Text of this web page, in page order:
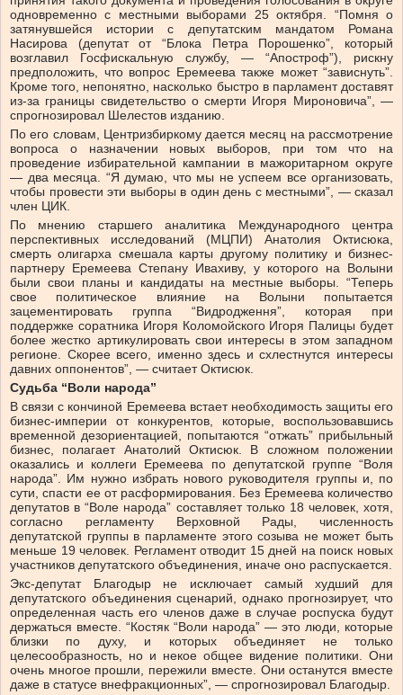
одновременно с местными выборами 25 октября. “Помня о
затянувшейся истории с депутатским мандатом Романа
Насирова (депутат от “Блока Петра Порошенко”, который
возглавил Госфискальную службу, — “Апостроф”), рискну
предположить, что вопрос Еремеева также может “зависнуть”.
Кроме того, непонятно, насколько быстро в парламент доставят
из-за границы свидетельство о смерти Игоря Мироновича”, —
спрогнозировал Шелестов изданию.
По его словам, Центризбиркому дается месяц на рассмотрение
вопроса о назначении новых выборов, при том что на
проведение избирательной кампании в мажоритарном округе
— два месяца. “Я думаю, что мы не успеем все организовать,
чтобы провести эти выборы в один день с местными”, — сказал
член ЦИК.
По мнению старшего аналитика Международного центра
перспективных исследований (МЦПИ) Анатолия Октисюка,
смерть олигарха смешала карты другому политику и бизнес-
партнеру Еремеева Степану Ивахиву, у которого на Волыни
были свои планы и кандидаты на местные выборы. “Теперь
свое политическое влияние на Волыни попытается
зацементировать группа “Видродження”, которая при
поддержке соратника Игоря Коломойского Игоря Палицы будет
более жестко артикулировать свои интересы в этом западном
регионе. Скорее всего, именно здесь и схлестнутся интересы
давних оппонентов”, — считает Октисюк.
Судьба “Воли народа”
В связи с кончиной Еремеева встает необходимость защиты его
бизнес-империи от конкурентов, которые, воспользовавшись
временной дезориентацией, попытаются “отжать” прибыльный
бизнес, полагает Анатолий Октисюк. В сложном положении
оказались и коллеги Еремеева по депутатской группе “Воля
народа”. Им нужно избрать нового руководителя группы и, по
сути, спасти ее от расформирования. Без Еремеева количество
депутатов в “Воле народа” составляет только 18 человек, хотя,
согласно регламенту Верховной Рады, численность
депутатской группы в парламенте этого созыва не может быть
меньше 19 человек. Регламент отводит 15 дней на поиск новых
участников депутатского объединения, иначе оно распускается.
Экс-депутат Благодыр не исключает самый худший для
депутатского объединения сценарий, однако прогнозирует, что
определенная часть его членов даже в случае роспуска будут
держаться вместе. “Костяк “Воли народа” — это люди, которые
близки по духу, и которых объединяет не только
целесообразность, но и некое общее видение политики. Они
очень многое прошли, пережили вместе. Они останутся вместе
даже в статусе внефракционных”, — спрогнозировал Благодыр.